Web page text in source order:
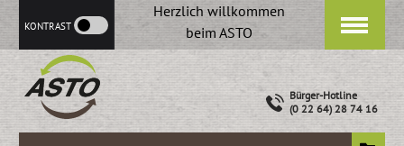
KONTRAST
Herzlich willkommen
beim ASTO
Bürger-Hotline
(0 22 64) 28 74 16